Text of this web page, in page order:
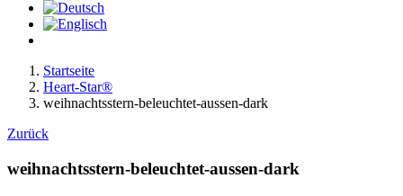
Startseite
Heart-Star®
weihnachtsstern-beleuchtet-aussen-dark
Zurück
weihnachtsstern-beleuchtet-aussen-dark